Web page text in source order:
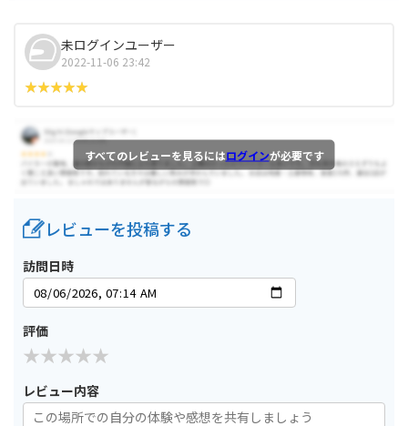
未ログインユーザー
2022-11-06 23:42
すべてのレビューを見るにはログインが必要です
レビューを投稿する
訪問日時
評価
レビュー内容